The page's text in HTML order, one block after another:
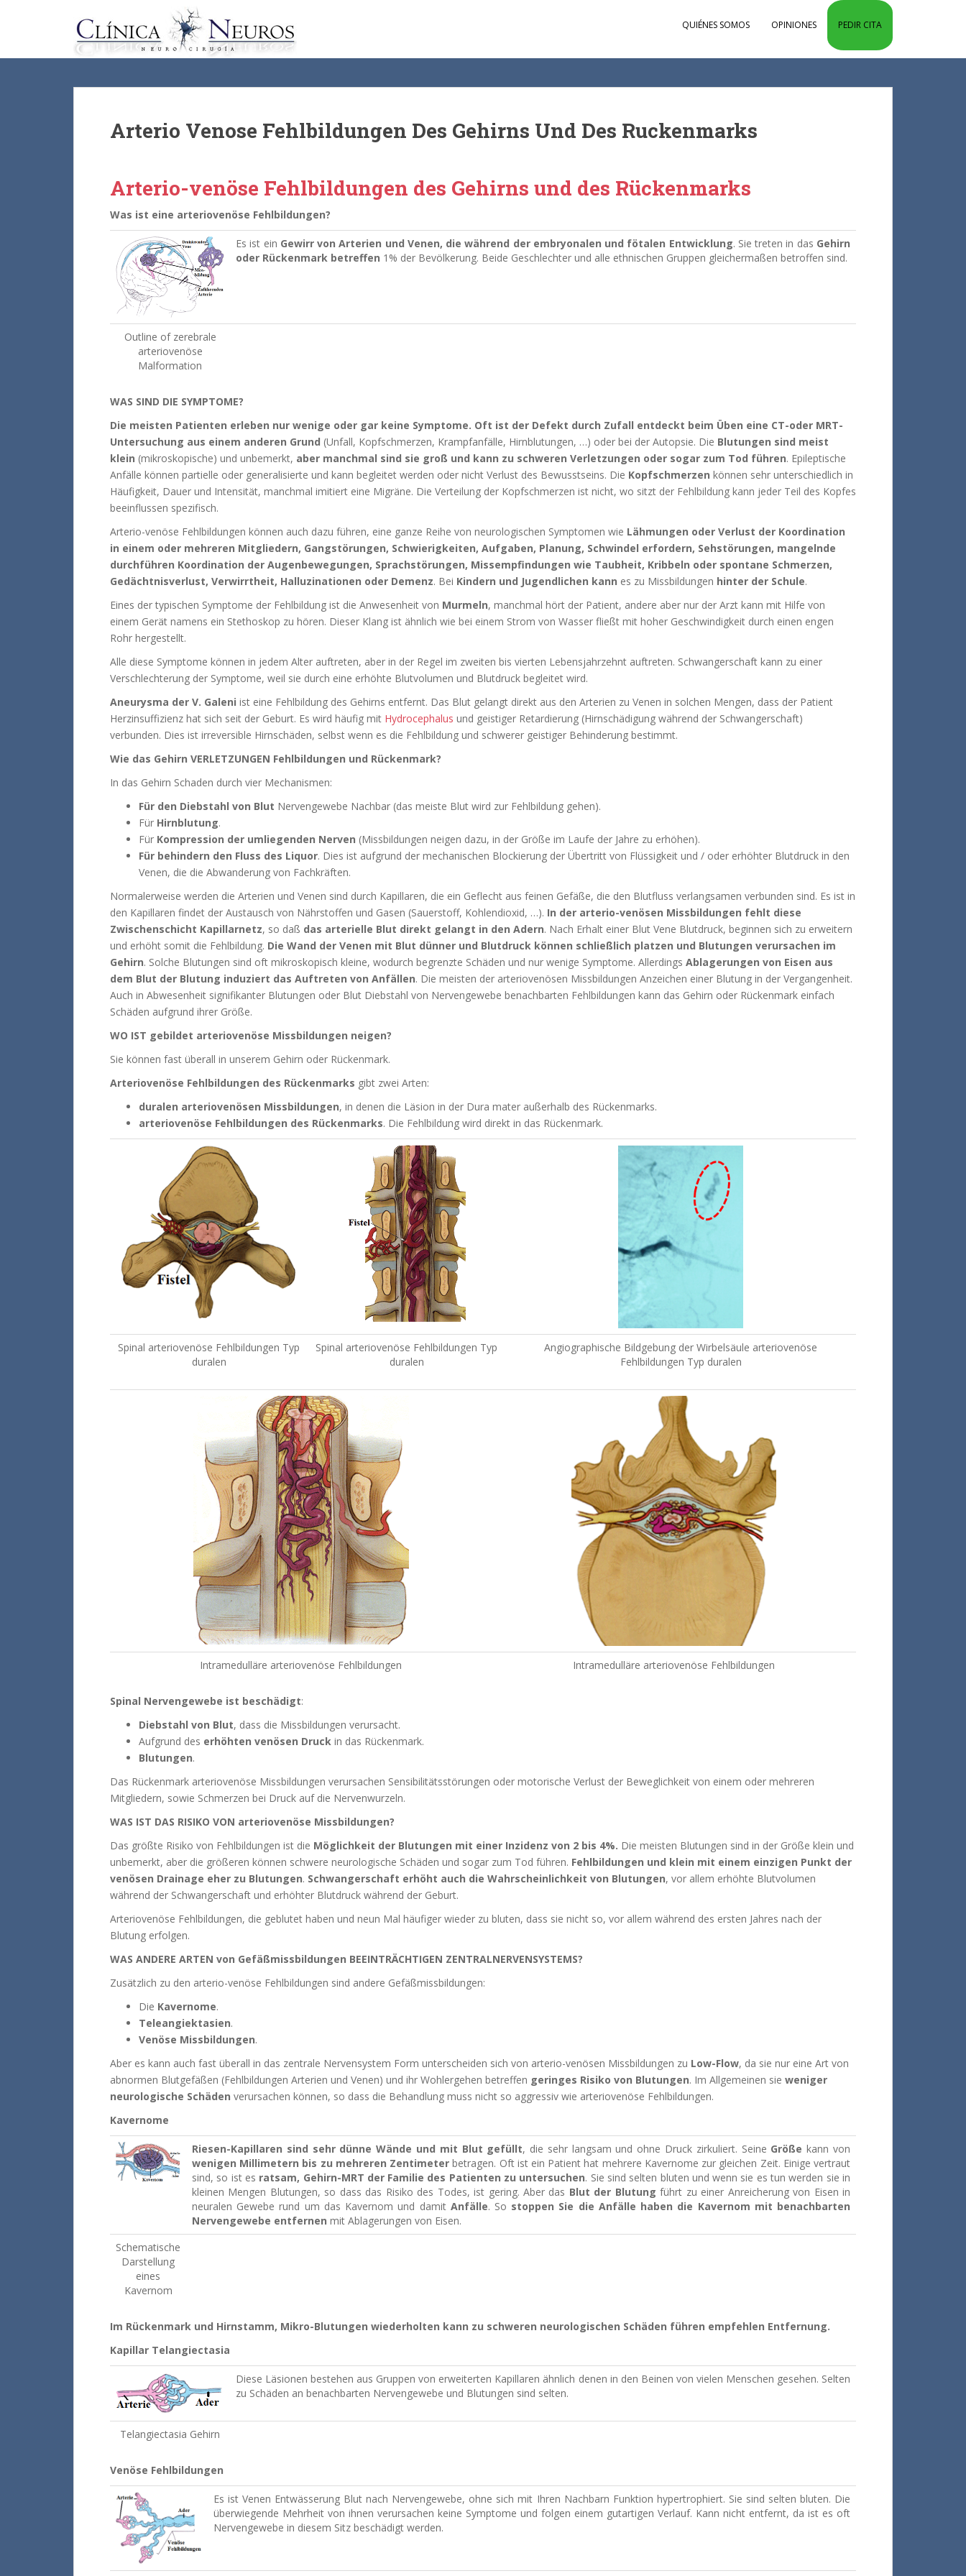
p
QUIÉNES SOMOS OPINIONES PEDIR CITA
Arterio Venose Fehlbildungen Des Gehirns Und Des Ruckenmarks
Arterio-venöse Fehlbildungen des Gehirns und des Rückenmarks
Was ist eine arteriovenöse Fehlbildungen?
Es ist ein Gewirr von Arterien und Venen, die während der embryonalen und fötalen Entwicklung. Sie treten in das Gehirn
oder Rückenmark betreffen 1% der Bevölkerung. Beide Geschlechter und alle ethnischen Gruppen gleichermaßen betroffen sind.
Outline of zerebrale
arteriovenöse
Malformation
WAS SIND DIE SYMPTOME?
Die meisten Patienten erleben nur wenige oder gar keine Symptome. Oft ist der Defekt durch Zufall entdeckt beim Üben eine CT-oder MRT-
Untersuchung aus einem anderen Grund (Unfall, Kopfschmerzen, Krampfanfälle, Hirnblutungen, …) oder bei der Autopsie. Die Blutungen sind meist
klein (mikroskopische) und unbemerkt, aber manchmal sind sie groß und kann zu schweren Verletzungen oder sogar zum Tod führen. Epileptische
Anfälle können partielle oder generalisierte und kann begleitet werden oder nicht Verlust des Bewusstseins. Die Kopfschmerzen können sehr unterschiedlich in
Häufigkeit, Dauer und Intensität, manchmal imitiert eine Migräne. Die Verteilung der Kopfschmerzen ist nicht, wo sitzt der Fehlbildung kann jeder Teil des Kopfes
beeinflussen spezifisch.
Arterio-venöse Fehlbildungen können auch dazu führen, eine ganze Reihe von neurologischen Symptomen wie Lähmungen oder Verlust der Koordination
in einem oder mehreren Mitgliedern, Gangstörungen, Schwierigkeiten, Aufgaben, Planung, Schwindel erfordern, Sehstörungen, mangelnde
durchführen Koordination der Augenbewegungen, Sprachstörungen, Missempfindungen wie Taubheit, Kribbeln oder spontane Schmerzen,
Gedächtnisverlust, Verwirrtheit, Halluzinationen oder Demenz. Bei Kindern und Jugendlichen kann es zu Missbildungen hinter der Schule.
Eines der typischen Symptome der Fehlbildung ist die Anwesenheit von Murmeln, manchmal hört der Patient, andere aber nur der Arzt kann mit Hilfe von
einem Gerät namens ein Stethoskop zu hören. Dieser Klang ist ähnlich wie bei einem Strom von Wasser fließt mit hoher Geschwindigkeit durch einen engen
Rohr hergestellt.
Alle diese Symptome können in jedem Alter auftreten, aber in der Regel im zweiten bis vierten Lebensjahrzehnt auftreten. Schwangerschaft kann zu einer
Verschlechterung der Symptome, weil sie durch eine erhöhte Blutvolumen und Blutdruck begleitet wird.
Aneurysma der V. Galeni ist eine Fehlbildung des Gehirns entfernt. Das Blut gelangt direkt aus den Arterien zu Venen in solchen Mengen, dass der Patient
Herzinsuffizienz hat sich seit der Geburt. Es wird häufig mit Hydrocephalus und geistiger Retardierung (Hirnschädigung während der Schwangerschaft)
verbunden. Dies ist irreversible Hirnschäden, selbst wenn es die Fehlbildung und schwerer geistiger Behinderung bestimmt.
Wie das Gehirn VERLETZUNGEN Fehlbildungen und Rückenmark?
In das Gehirn Schaden durch vier Mechanismen:
Für den Diebstahl von Blut Nervengewebe Nachbar (das meiste Blut wird zur Fehlbildung gehen).
Für Hirnblutung.
Für Kompression der umliegenden Nerven (Missbildungen neigen dazu, in der Größe im Laufe der Jahre zu erhöhen).
Für behindern den Fluss des Liquor. Dies ist aufgrund der mechanischen Blockierung der Übertritt von Flüssigkeit und / oder erhöhter Blutdruck in den
Venen, die die Abwanderung von Fachkräften.
Normalerweise werden die Arterien und Venen sind durch Kapillaren, die ein Geflecht aus feinen Gefäße, die den Blutfluss verlangsamen verbunden sind. Es ist in
den Kapillaren findet der Austausch von Nährstoffen und Gasen (Sauerstoff, Kohlendioxid, …). In der arterio-venösen Missbildungen fehlt diese
Zwischenschicht Kapillarnetz, so daß das arterielle Blut direkt gelangt in den Adern. Nach Erhalt einer Blut Vene Blutdruck, beginnen sich zu erweitern
und erhöht somit die Fehlbildung. Die Wand der Venen mit Blut dünner und Blutdruck können schließlich platzen und Blutungen verursachen im
Gehirn. Solche Blutungen sind oft mikroskopisch kleine, wodurch begrenzte Schäden und nur wenige Symptome. Allerdings Ablagerungen von Eisen aus
dem Blut der Blutung induziert das Auftreten von Anfällen. Die meisten der arteriovenösen Missbildungen Anzeichen einer Blutung in der Vergangenheit.
Auch in Abwesenheit signifikanter Blutungen oder Blut Diebstahl von Nervengewebe benachbarten Fehlbildungen kann das Gehirn oder Rückenmark einfach
Schäden aufgrund ihrer Größe.
WO IST gebildet arteriovenöse Missbildungen neigen?
Sie können fast überall in unserem Gehirn oder Rückenmark.
Arteriovenöse Fehlbildungen des Rückenmarks gibt zwei Arten:
duralen arteriovenösen Missbildungen, in denen die Läsion in der Dura mater außerhalb des Rückenmarks.
arteriovenöse Fehlbildungen des Rückenmarks. Die Fehlbildung wird direkt in das Rückenmark.
Spinal arteriovenöse Fehlbildungen Typ
duralen
Spinal arteriovenöse Fehlbildungen Typ
duralen
Angiographische Bildgebung der Wirbelsäule arteriovenöse
Fehlbildungen Typ duralen
Intramedulläre arteriovenöse Fehlbildungen Intramedulläre arteriovenöse Fehlbildungen
Spinal Nervengewebe ist beschädigt:
Diebstahl von Blut, dass die Missbildungen verursacht.
Aufgrund des erhöhten venösen Druck in das Rückenmark.
Blutungen.
Das Rückenmark arteriovenöse Missbildungen verursachen Sensibilitätsstörungen oder motorische Verlust der Beweglichkeit von einem oder mehreren
Mitgliedern, sowie Schmerzen bei Druck auf die Nervenwurzeln.
WAS IST DAS RISIKO VON arteriovenöse Missbildungen?
Das größte Risiko von Fehlbildungen ist die Möglichkeit der Blutungen mit einer Inzidenz von 2 bis 4%. Die meisten Blutungen sind in der Größe klein und
unbemerkt, aber die größeren können schwere neurologische Schäden und sogar zum Tod führen. Fehlbildungen und klein mit einem einzigen Punkt der
venösen Drainage eher zu Blutungen. Schwangerschaft erhöht auch die Wahrscheinlichkeit von Blutungen, vor allem erhöhte Blutvolumen
während der Schwangerschaft und erhöhter Blutdruck während der Geburt.
Arteriovenöse Fehlbildungen, die geblutet haben und neun Mal häufiger wieder zu bluten, dass sie nicht so, vor allem während des ersten Jahres nach der
Blutung erfolgen.
WAS ANDERE ARTEN von Gefäßmissbildungen BEEINTRÄCHTIGEN ZENTRALNERVENSYSTEMS?
Zusätzlich zu den arterio-venöse Fehlbildungen sind andere Gefäßmissbildungen:
Die Kavernome.
Teleangiektasien.
Venöse Missbildungen.
Aber es kann auch fast überall in das zentrale Nervensystem Form unterscheiden sich von arterio-venösen Missbildungen zu Low-Flow, da sie nur eine Art von
abnormen Blutgefäßen (Fehlbildungen Arterien und Venen) und ihr Wohlergehen betreffen geringes Risiko von Blutungen. Im Allgemeinen sie weniger
neurologische Schäden verursachen können, so dass die Behandlung muss nicht so aggressiv wie arteriovenöse Fehlbildungen.
Kavernome
Riesen-Kapillaren sind sehr dünne Wände und mit Blut gefüllt, die sehr langsam und ohne Druck zirkuliert. Seine Größe kann von
wenigen Millimetern bis zu mehreren Zentimeter betragen. Oft ist ein Patient hat mehrere Kavernome zur gleichen Zeit. Einige vertraut
sind, so ist es ratsam, Gehirn-MRT der Familie des Patienten zu untersuchen. Sie sind selten bluten und wenn sie es tun werden sie in
kleinen Mengen Blutungen, so dass das Risiko des Todes, ist gering. Aber das Blut der Blutung führt zu einer Anreicherung von Eisen in
neuralen Gewebe rund um das Kavernom und damit Anfälle. So stoppen Sie die Anfälle haben die Kavernom mit benachbarten
Nervengewebe entfernen mit Ablagerungen von Eisen.
Schematische
Darstellung
eines
Kavernom
Im Rückenmark und Hirnstamm, Mikro-Blutungen wiederholten kann zu schweren neurologischen Schäden führen empfehlen Entfernung.
Kapillar Telangiectasia
Diese Läsionen bestehen aus Gruppen von erweiterten Kapillaren ähnlich denen in den Beinen von vielen Menschen gesehen. Selten
zu Schäden an benachbarten Nervengewebe und Blutungen sind selten.
Telangiectasia Gehirn
Venöse Fehlbildungen
Es ist Venen Entwässerung Blut nach Nervengewebe, ohne sich mit Ihren Nachbarn Funktion hypertrophiert. Sie sind selten bluten. Die
überwiegende Mehrheit von ihnen verursachen keine Symptome und folgen einem gutartigen Verlauf. Kann nicht entfernt, da ist es oft
Nervengewebe in diesem Sitz beschädigt werden.